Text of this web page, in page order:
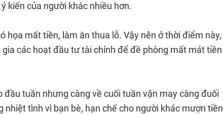
kiến ​​​​của người khác nhiều hơn.
họa mất tiền, làm ăn thua lỗ. Vậy nên ở thời điểm này,
các hoạt đầu tư tài chính để đề phòng mất mát tiền
đầu tuần nhưng càng về cuối tuần vận may càng đuối
nhiệt tình vì bạn bè, hạn chế cho người khác mượn tiền